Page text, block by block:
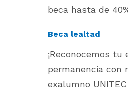
beca hasta de
Beca lealtad
¡Reconocemos tu
permanencia con
exalumno